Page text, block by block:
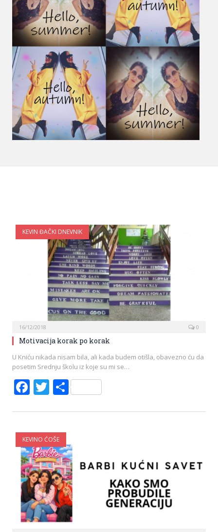
KEVIN ĐAČKI DNEVNIK
16/12/2018 0
Motivacija korak po korak
U Kniću nikada nisam bila, ali kada budem otišla, obavezno ću da
posetim Srednju školu iz koje su mi se…
Facebook
Twitter
Share
KEVINO ĆOŠE